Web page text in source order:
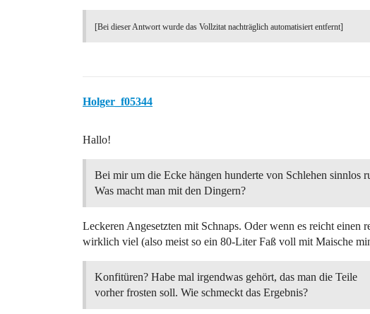
[Bei dieser Antwort wurde das Vollzitat nachträglich automatisiert entfernt]
Holger_f05344
Hallo!
Bei mir um die Ecke hängen hunderte von Schlehen sinnlos
Was macht man mit den Dingern?
Leckeren Angesetzten mit Schnaps. Oder wenn es reicht einen
wirklich viel (also meist so ein 80-Liter Faß voll mit Maische
Konfitüren? Habe mal irgendwas gehört, das man die Teile
vorher frosten soll. Wie schmeckt das Ergebnis?